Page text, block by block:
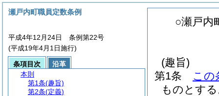
○瀬戸内
(趣旨)
第1条
この
ものとす
瀬戸内町職員定数条例
平成4年12月24日 条例第22号
(平成19年4月1日施行)
条項目次
沿革
本則
第1条(趣旨)
第2条(定義)